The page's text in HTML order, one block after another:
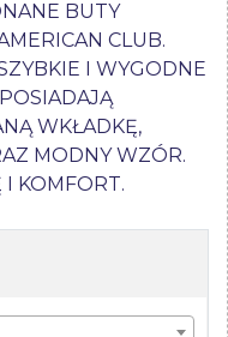
BUTY
CLUB.
I WYGODNE
WKŁADKĘ,
MODNY WZÓR.
KOMFORT.